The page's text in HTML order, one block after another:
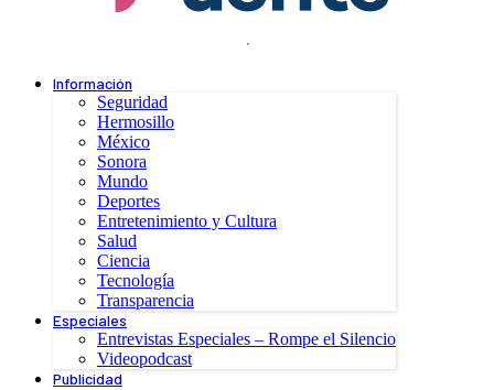
.
Información
Seguridad
Hermosillo
México
Sonora
Mundo
Deportes
Entretenimiento y Cultura
Salud
Ciencia
Tecnología
Transparencia
Especiales
Entrevistas Especiales – Rompe el Silencio
Videopodcast
Publicidad